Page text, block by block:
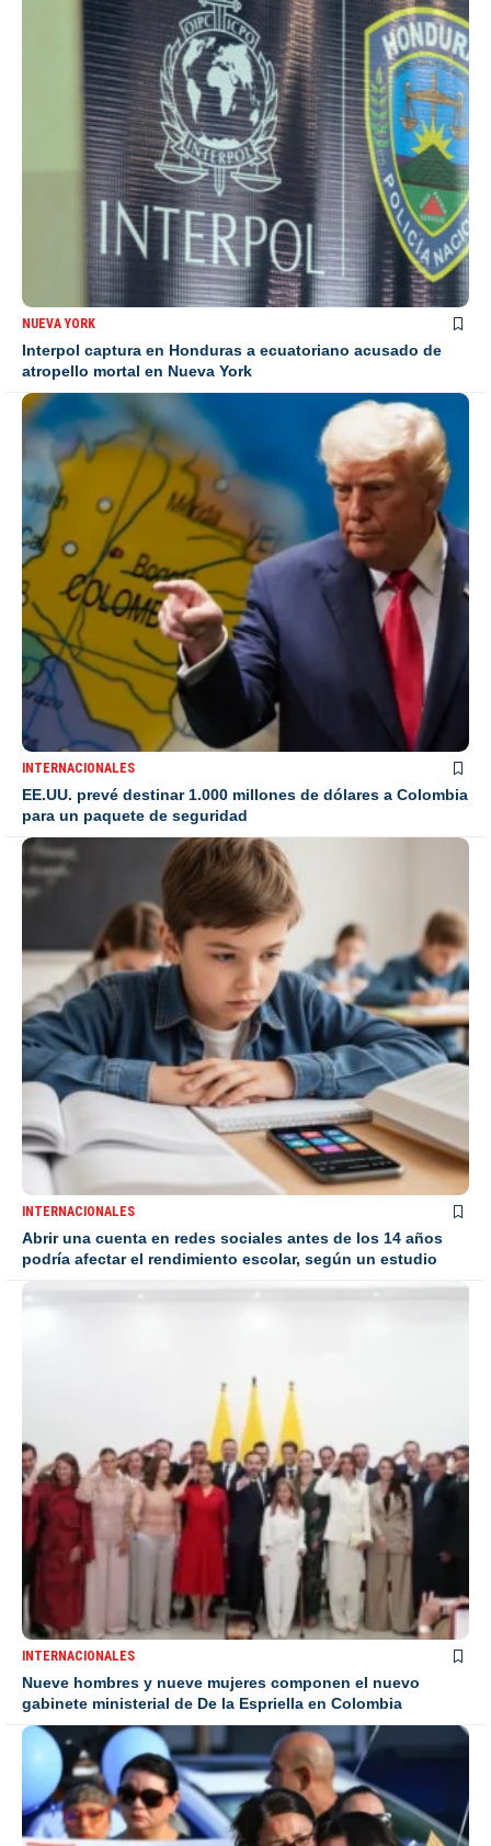
NUEVA YORK
Interpol captura en Honduras a ecuatoriano acusado de
atropello mortal en Nueva York
INTERNACIONALES
EE.UU. prevé destinar 1.000 millones de dólares a Colombia
para un paquete de seguridad
INTERNACIONALES
Abrir una cuenta en redes sociales antes de los 14 años
podría afectar el rendimiento escolar, según un estudio
INTERNACIONALES
Nueve hombres y nueve mujeres componen el nuevo
gabinete ministerial de De la Espriella en Colombia